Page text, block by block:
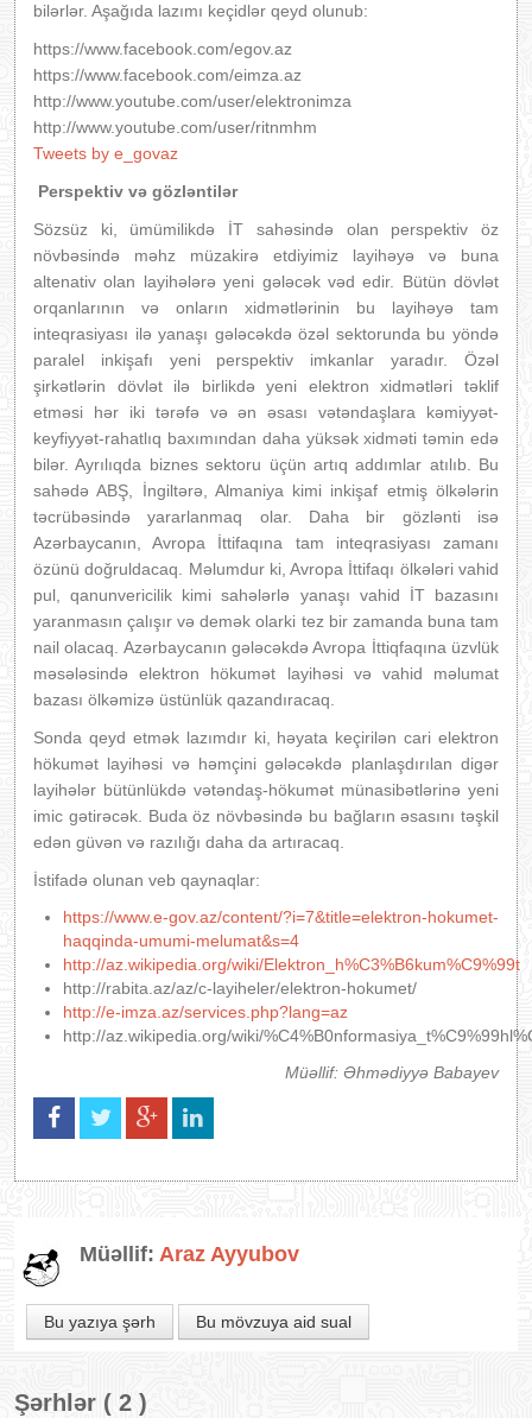
bilərlər. Aşağıda lazımı keçidlər qeyd olunub:
https://www.facebook.com/egov.az
https://www.facebook.com/eimza.az
http://www.youtube.com/user/elektronimza
http://www.youtube.com/user/ritnmhm
Tweets by e_govaz
Perspektiv və gözləntilər
Sözsüz ki, ümümilikdə İT sahəsində olan perspektiv öz
növbəsində məhz müzakirə etdiyimiz layihəyə və buna
altenativ olan layihələrə yeni gələcək vəd edir. Bütün dövlət
orqanlarının və onların xidmətlərinin bu layihəyə tam
inteqrasiyası ilə yanaşı gələcəkdə özəl sektorunda bu yöndə
paralel inkişafı yeni perspektiv imkanlar yaradır. Özəl
şirkətlərin dövlət ilə birlikdə yeni elektron xidmətləri təklif
etməsi hər iki tərəfə və ən əsası vətəndaşlara kəmiyyət-
keyfiyyət-rahatlıq baxımından daha yüksək xidməti təmin edə
bilər. Ayrılıqda biznes sektoru üçün artıq addımlar atılıb. Bu
sahədə ABŞ, İngiltərə, Almaniya kimi inkişaf etmiş ölkələrin
təcrübəsində yararlanmaq olar. Daha bir gözlənti isə
Azərbaycanın, Avropa İttifaqına tam inteqrasiyası zamanı
özünü doğruldacaq. Məlumdur ki, Avropa İttifaqı ölkələri vahid
pul, qanunvericilik kimi sahələrlə yanaşı vahid İT bazasını
yaranmasın çalışır və demək olarki tez bir zamanda buna tam
nail olacaq. Azərbaycanın gələcəkdə Avropa İttiqfaqına üzvlük
məsələsində elektron hökumət layihəsi və vahid məlumat
bazası ölkəmizə üstünlük qazandıracaq.
Sonda qeyd etmək lazımdır ki, həyata keçirilən cari elektron
hökumət layihəsi və həmçini gələcəkdə planlaşdırılan digər
layihələr bütünlükdə vətəndaş-hökumət münasibətlərinə yeni
imic gətirəcək. Buda öz növbəsində bu bağların əsasını təşkil
edən güvən və razılığı daha da artıracaq.
İstifadə olunan veb qaynaqlar:
https://www.e-gov.az/content/?i=7&title=elektron-hokumet-
haqqinda-umumi-melumat&s=4
http://az.wikipedia.org/wiki/Elektron_h%C3%B6kum%C9%99t
http://rabita.az/az/c-layiheler/elektron-hokumet/
http://e-imza.az/services.php?lang=az
http://az.wikipedia.org/wiki/
Müəllif: Əhmədiyyə Babayev
Müəllif: Araz Ayyubov
Bu yazıya şərh Bu mövzuya aid sual
Şərhlər ( 2 )